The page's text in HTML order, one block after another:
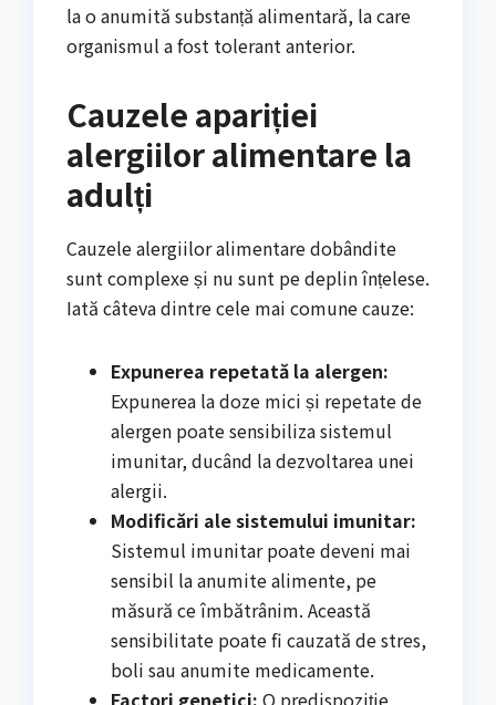
la o anumită substanță alimentară, la care
organismul a fost tolerant anterior.
Cauzele apariției
alergiilor alimentare la
adulți
Cauzele alergiilor alimentare dobândite
sunt complexe și nu sunt pe deplin înțelese.
Iată câteva dintre cele mai comune cauze:
Expunerea repetată la alergen:
Expunerea la doze mici și repetate de
alergen poate sensibiliza sistemul
imunitar, ducând la dezvoltarea unei
alergii.
Modificări ale sistemului imunitar:
Sistemul imunitar poate deveni mai
sensibil la anumite alimente, pe
măsură ce îmbătrânim. Această
sensibilitate poate fi cauzată de stres,
boli sau anumite medicamente.
Factori genetici: O predispoziție